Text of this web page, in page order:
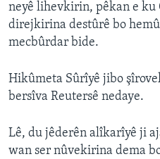
neyê lihevkirin, pêkan e ku
direjkirina destûrê bo
mecbûrdar bide.
Hikûmeta Sûrîyê jibo
bersîva Reutersê nedaye.
Lê, du jêderên alîkarîyê ji
wan ser nûvekirina dema